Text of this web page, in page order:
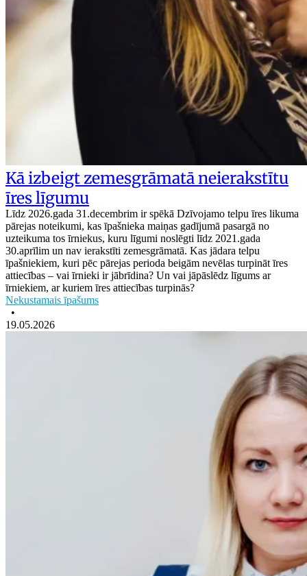
Kā izbeigt zemesgrāmatā neierakstītu
īres līgumu
Līdz 2026.gada 31.decembrim ir spēkā Dzīvojamo telpu īres likuma
pārejas noteikumi, kas īpašnieka maiņas gadījumā pasargā no
uzteikuma tos īrniekus, kuru līgumi noslēgti līdz 2021.gada
30.aprīlim un nav ierakstīti zemesgrāmatā. Kas jādara telpu
īpašniekiem, kuri pēc pārejas perioda beigām nevēlas turpināt īres
attiecības – vai īrnieki ir jābrīdina? Un vai jāpāslēdz līgums ar
īrniekiem, ar kuriem īres attiecības turpinās?
Nekustamais īpašums
•
19.05.2026